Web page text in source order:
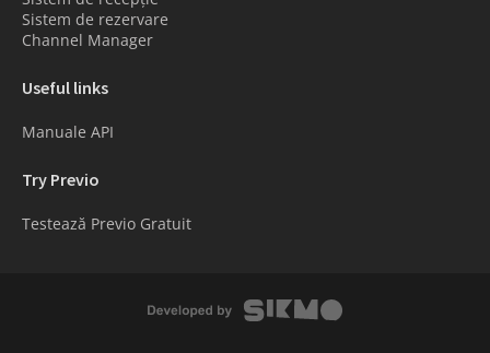
Sistem de rezervare
Channel Manager
Useful links
Manuale API
Try Previo
Testează Previo Gratuit